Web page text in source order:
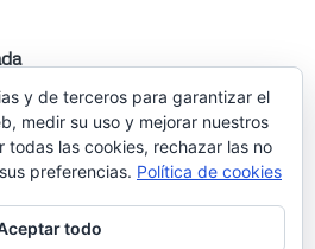
y de terceros para garantizar el
medir su uso y mejorar nuestros
todas las cookies, rechazar las no
preferencias. Política de cookies
todo